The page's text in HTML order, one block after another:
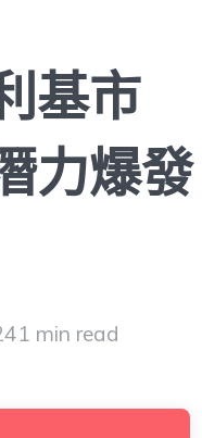
基市
力爆發
1 min read